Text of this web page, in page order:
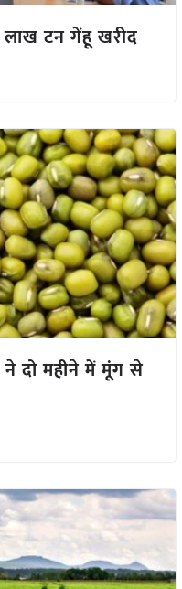
लाख टन गेंहू खरीद
दो महीने में मूंग से